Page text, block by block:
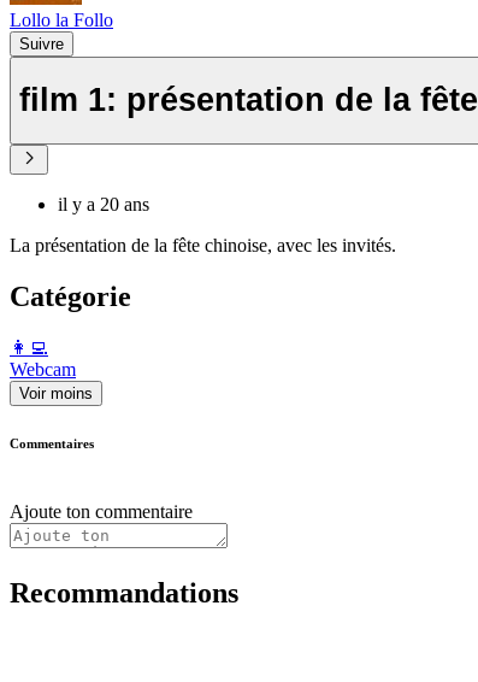
Lollo la Follo
Suivre
film 1: présentation de la fête
il y a 20 ans
La présentation de la fête chinoise, avec les invités.
Catégorie
️👩‍💻️
Webcam
Voir moins
Commentaires
Ajoute ton commentaire
Recommandations